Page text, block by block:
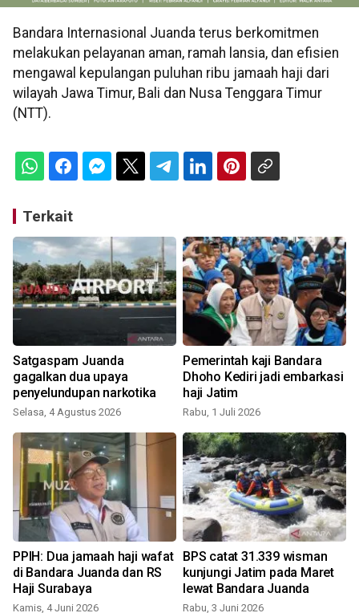
Bandara Internasional Juanda terus berkomitmen
melakukan pelayanan aman, ramah lansia, dan efisien
mengawal kepulangan puluhan ribu jamaah haji dari
wilayah Jawa Timur, Bali dan Nusa Tenggara Timur
(NTT).
Terkait
Satgaspam Juanda
gagalkan dua upaya
penyelundupan narkotika
Selasa, 4 Agustus 2026
Pemerintah kaji Bandara
Dhoho Kediri jadi embarkasi
haji Jatim
Rabu, 1 Juli 2026
PPIH: Dua jamaah haji wafat
di Bandara Juanda dan RS
Haji Surabaya
Kamis, 4 Juni 2026
BPS catat 31.339 wisman
kunjungi Jatim pada Maret
lewat Bandara Juanda
Rabu, 3 Juni 2026